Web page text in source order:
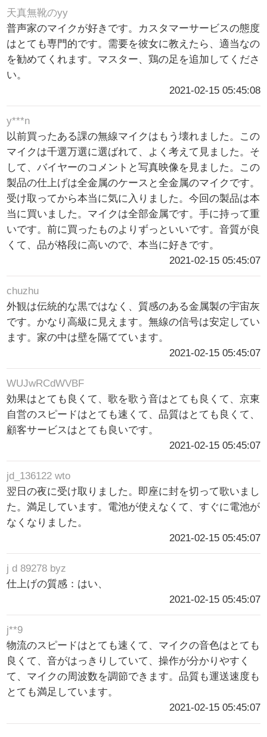
天真無靴のyy
普声家のマイクが好きです。カスタマーサービスの態度
はとても専門的です。需要を彼女に教えたら、適当なの
を勧めてくれます。マスター、鶏の足を追加してくださ
い。
2021-02-15 05:45:08
y***n
以前買ったある課の無線マイクはもう壊れました。この
マイクは千選万選に選ばれて、よく考えて見ました。そ
して、バイヤーのコメントと写真映像を見ました。この
製品の仕上げは全金属のケースと全金属のマイクです。
受け取ってから本当に気に入りました。今回の製品は本
当に買いました。マイクは全部金属です。手に持って重
いです。前に買ったものよりずっといいです。音質が良
くて、品が格段に高いので、本当に好きです。
2021-02-15 05:45:07
chuzhu
外観は伝統的な黒ではなく、質感のある金属製の宇宙灰
です。かなり高級に見えます。無線の信号は安定してい
ます。家の中は壁を隔てています。
2021-02-15 05:45:07
WUJwRCdWVBF
効果はとても良くて、歌を歌う音はとても良くて、京東
自営のスピードはとても速くて、品質はとても良くて、
顧客サービスはとても良いです。
2021-02-15 05:45:07
jd_136122 wto
翌日の夜に受け取りました。即座に封を切って歌いまし
た。満足しています。電池が使えなくて、すぐに電池が
なくなりました。
2021-02-15 05:45:07
j d 89278 byz
仕上げの質感：はい、
2021-02-15 05:45:07
j**9
物流のスピードはとても速くて、マイクの音色はとても
良くて、音がはっきりしていて、操作が分かりやすく
て、マイクの周波数を調節できます。品質も運送速度も
とても満足しています。
2021-02-15 05:45:07